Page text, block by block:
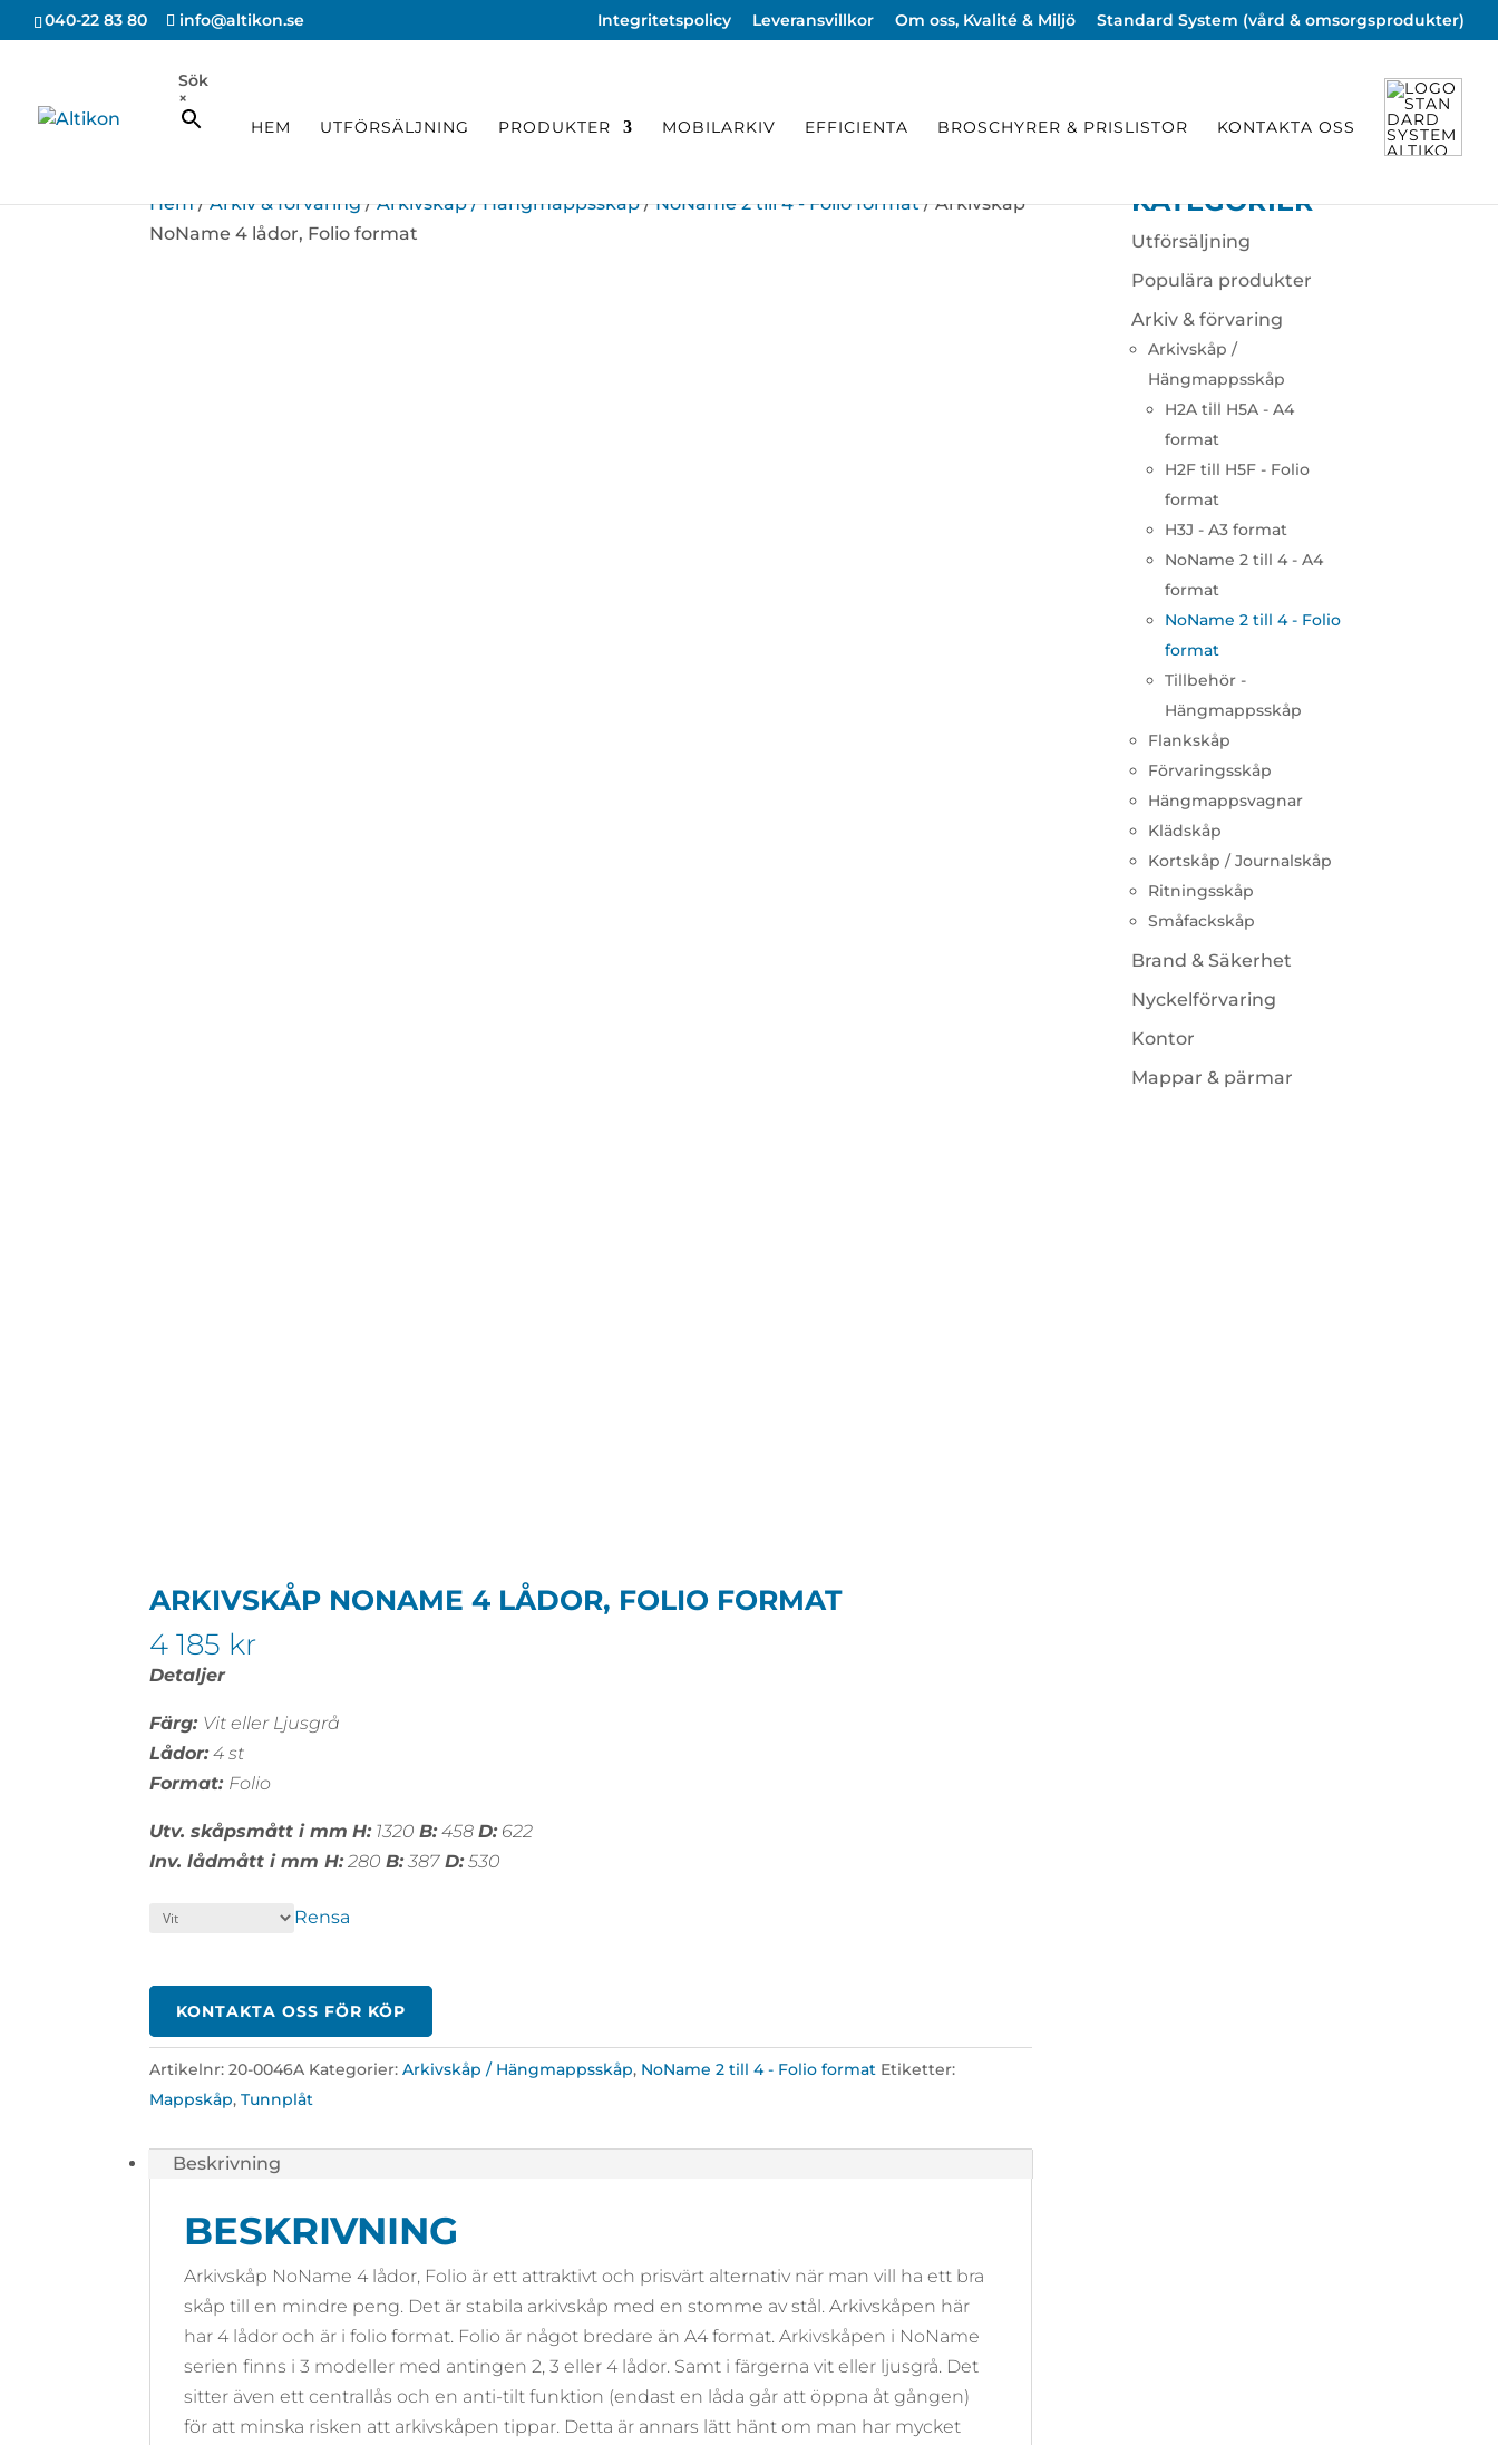
040-22 83 80 info@altikon.se Integritetspolicy Leveransvillkor Om oss, Kvalité & Miljö Standard System (vård & omsorgsprodukter)
Sök
×
HEM
UTFÖRSÄLJNING PRODUKTER MOBILARKIV EFFICIENTA BROSCHYRER & PRISLISTOR KONTAKTA OSS
Hem/Arkiv & förvaring/Arkivskåp / Hängmappsskåp/NoName 2 till 4 - Folio format/ Arkivskåp
NoName 4 lådor, Folio format
ARKIVSKÅP NONAME 4 LÅDOR, FOLIO FORMAT
4 185 kr
Detaljer
Färg: Vit eller Ljusgrå
Lådor:4 st
Format: Folio
Utv. skåpsmått i mm H:1320B:458D:622
Inv. lådmått i mmH:280B:387D:530
Rensa
KONTAKTA OSS FÖR KÖP
Artikelnr:20-0046A Kategorier:Arkivskåp / Hängmappsskåp, NoName 2 till 4 - Folio format Etiketter:
Mappskåp,Tunnplåt
Beskrivning
BESKRIVNING
Arkivskåp NoName 4 lådor, Folio är ett attraktivt och prisvärt alternativ när man vill ha ett bra
skåp till en mindre peng. Det är stabila arkivskåp med en stomme av stål. Arkivskåpen här
har 4 lådor och är i folio format. Folio är något bredare än A4 format. Arkivskåpen i NoName
serien finns i 3 modeller med antingen 2, 3 eller 4 lådor. Samt i färgerna vit eller ljusgrå. Det
sitter även ett centrallås och en anti-tilt funktion (endast en låda går att öppna åt gången)
för att minska risken att arkivskåpen tippar. Detta är annars lätt hänt om man har mycket
KATEGORIER
Utförsäljning
Populära produkter
Arkiv & förvaring
Arkivskåp /
Hängmappsskåp
H2A till H5A - A4
format
H2F till H5F - Folio
format
H3J - A3 format
NoName 2 till 4 - A4
format
NoName 2 till 4 - Folio
format
Tillbehör -
Hängmappsskåp
Flankskåp
Förvaringsskåp
Hängmappsvagnar
Klädskåp
Kortskåp / Journalskåp
Ritningsskåp
Småfackskåp
Brand & Säkerhet
Nyckelförvaring
Kontor
Mappar & pärmar